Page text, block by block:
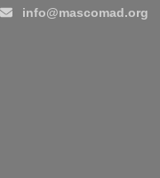
info@mascomad.org